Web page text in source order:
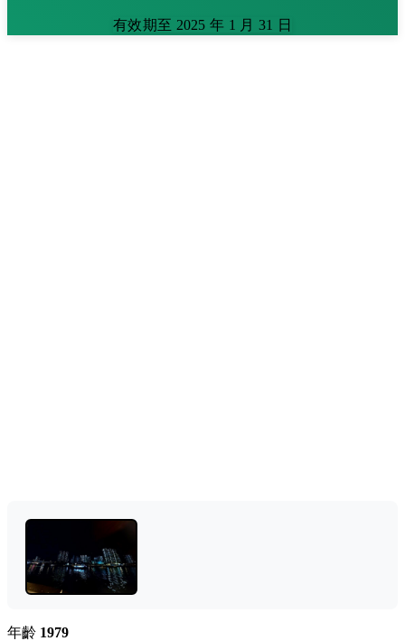
有效期至 2025 年 1 月 31 日
年齡 1979